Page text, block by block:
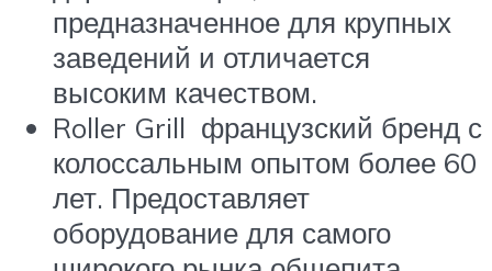
предназначенное для крупных
заведений и отличается
высоким качеством.
Roller Grill французский бренд с
колоссальным опытом более 60
лет. Предоставляет
оборудование для самого